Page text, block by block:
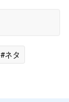
#ネタ